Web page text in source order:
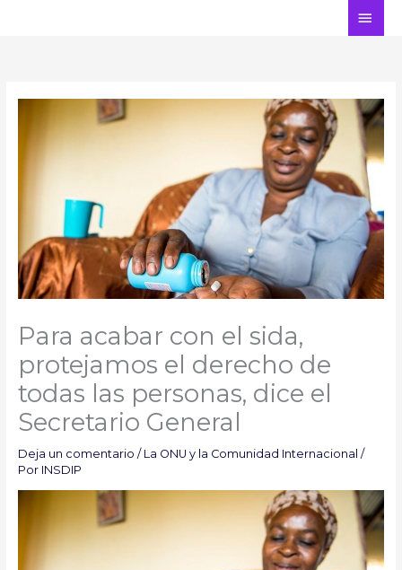
Para acabar con el sida,
protejamos el derecho de
todas las personas, dice el
Secretario General
Deja un comentario / La ONU y la Comunidad Internacional /
Por INSDIP